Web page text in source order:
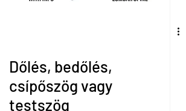
Dőlés, bedőlés,
csípőszög vagy
testszög